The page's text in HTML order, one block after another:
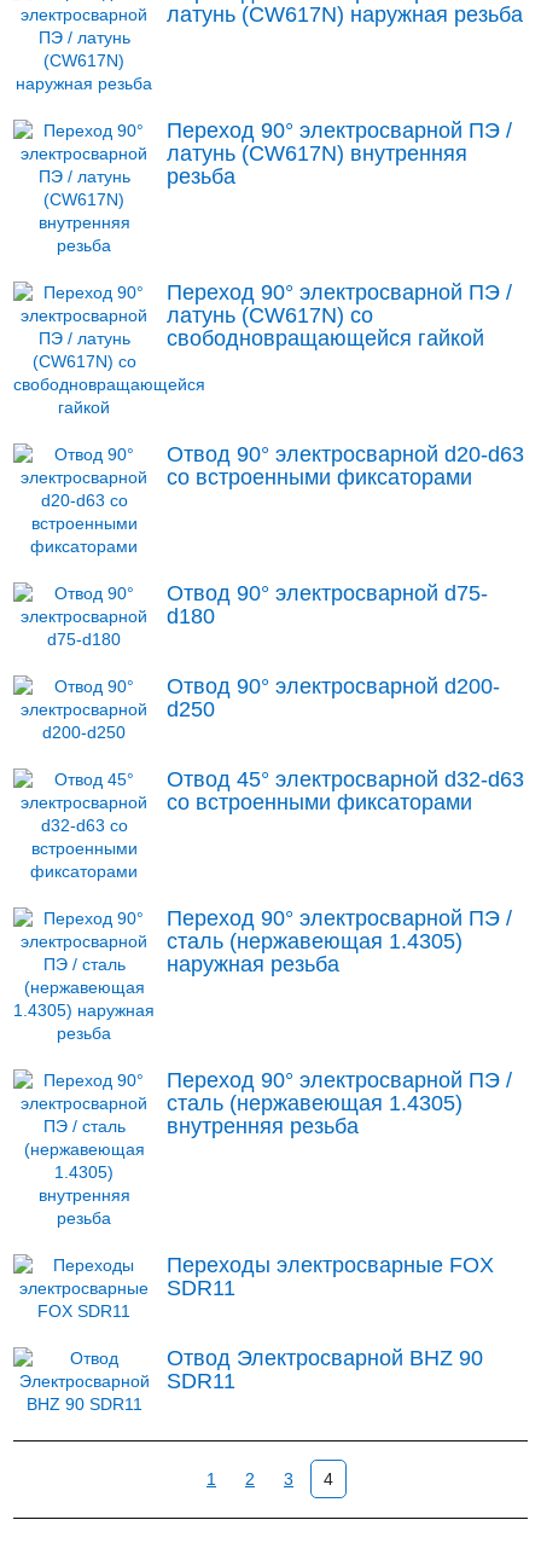
латунь (CW617N) наружная резьба
Переход 90° электросварной ПЭ /
латунь (CW617N) внутренняя
резьба
Переход 90° электросварной ПЭ /
латунь (CW617N) со
свободновращающейся гайкой
Отвод 90° электросварной d20-d63
со встроенными фиксаторами
Отвод 90° электросварной d75-
d180
Отвод 90° электросварной d200-
d250
Отвод 45° электросварной d32-d63
со встроенными фиксаторами
Переход 90° электросварной ПЭ /
сталь (нержавеющая 1.4305)
наружная резьба
Переход 90° электросварной ПЭ /
сталь (нержавеющая 1.4305)
внутренняя резьба
Переходы электросварные FOX
SDR11
Oтвод Электросварной BHZ 90
SDR11
1 2 3 4